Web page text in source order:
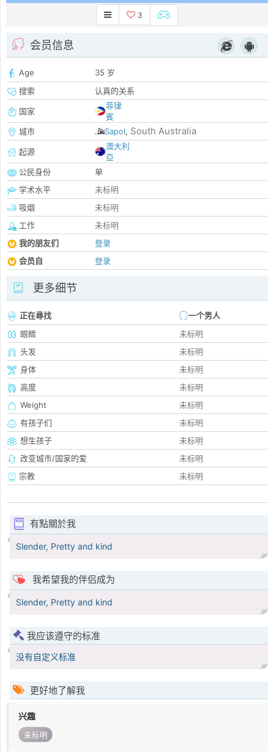
3
会员信息
Age
35 岁
搜索
认真的关系
国家
菲律
賓
城市
Sapol, South Australia
起源
澳大利
亞
公民身份
单
学术水平
未标明
吸烟
未标明
工作
未标明
我的朋友们
登录
会员自
登录
更多细节
正在尋找
一个男人
眼睛
未标明
头发
未标明
身体
未标明
高度
未标明
Weight
未标明
有孩子们
未标明
想生孩子
未标明
改变城市/国家的爱
未标明
宗教
未标明
有點關於我
Slender, Pretty and kind
我希望我的伴侣成为
Slender, Pretty and kind
我应该遵守的标准
没有自定义标准
更好地了解我
兴趣
未标明